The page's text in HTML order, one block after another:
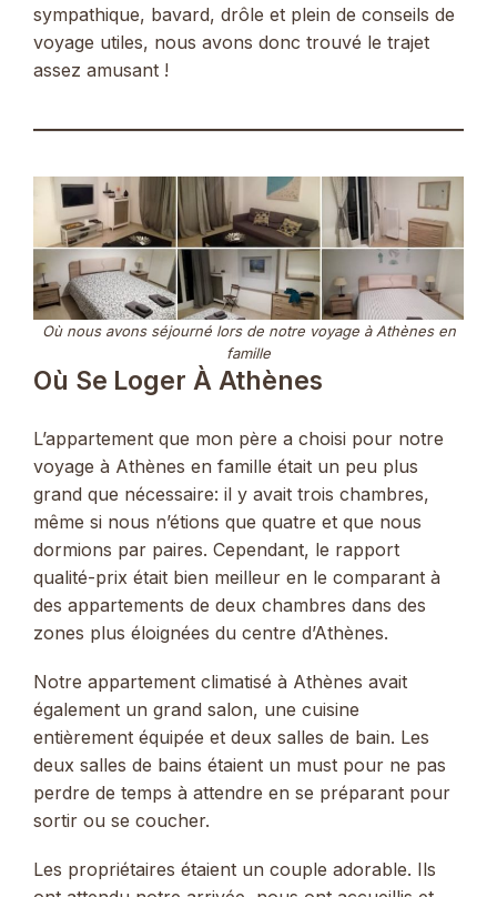
sympathique, bavard, drôle et plein de conseils de
voyage utiles, nous avons donc trouvé le trajet
assez amusant !
Où nous avons séjourné lors de notre voyage à Athènes en
famille
Où Se Loger À Athènes
L’appartement que mon père a choisi pour notre
voyage à Athènes en famille était un peu plus
grand que nécessaire: il y avait trois chambres,
même si nous n’étions que quatre et que nous
dormions par paires. Cependant, le rapport
qualité-prix était bien meilleur en le comparant à
des appartements de deux chambres dans des
zones plus éloignées du centre d’Athènes.
Notre appartement climatisé à Athènes avait
également un grand salon, une cuisine
entièrement équipée et deux salles de bain. Les
deux salles de bains étaient un must pour ne pas
perdre de temps à attendre en se préparant pour
sortir ou se coucher.
Les propriétaires étaient un couple adorable. Ils